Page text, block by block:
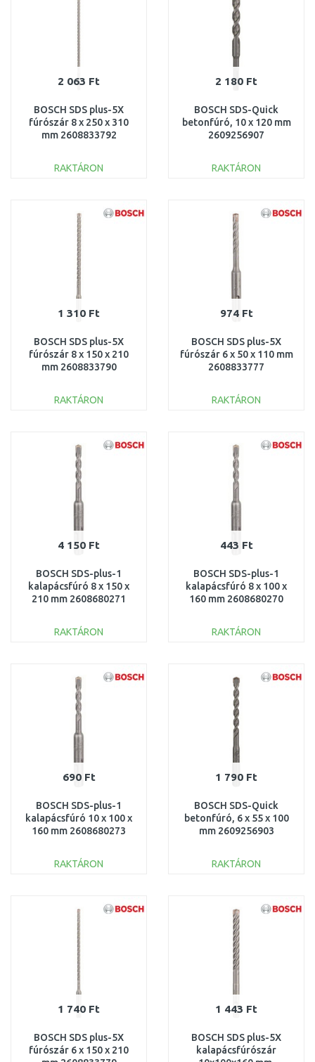
2 063 Ft
BOSCH SDS plus-5X
fúrószár 8 x 250 x 310
mm 2608833792
RAKTÁRON
Összehasonlítás
2 180 Ft
BOSCH SDS-Quick
betonfúró, 10 x 120 mm
2609256907
RAKTÁRON
Összehasonlítás
1 310 Ft
BOSCH SDS plus-5X
fúrószár 8 x 150 x 210
mm 2608833790
RAKTÁRON
Összehasonlítás
974 Ft
BOSCH SDS plus-5X
fúrószár 6 x 50 x 110 mm
2608833777
RAKTÁRON
Összehasonlítás
4 150 Ft
BOSCH SDS-plus-1
kalapácsfúró 8 x 150 x
210 mm 2608680271
RAKTÁRON
Összehasonlítás
443 Ft
BOSCH SDS-plus-1
kalapácsfúró 8 x 100 x
160 mm 2608680270
RAKTÁRON
Összehasonlítás
690 Ft
BOSCH SDS-plus-1
kalapácsfúró 10 x 100 x
160 mm 2608680273
RAKTÁRON
Összehasonlítás
1 790 Ft
BOSCH SDS-Quick
betonfúró, 6 x 55 x 100
mm 2609256903
RAKTÁRON
Összehasonlítás
1 740 Ft
BOSCH SDS plus-5X
fúrószár 6 x 150 x 210
1 443 Ft
BOSCH SDS plus-5X
kalapácsfúrószár